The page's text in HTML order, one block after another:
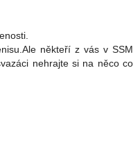
někteří z vás v SSM
nehrajte si na něco co